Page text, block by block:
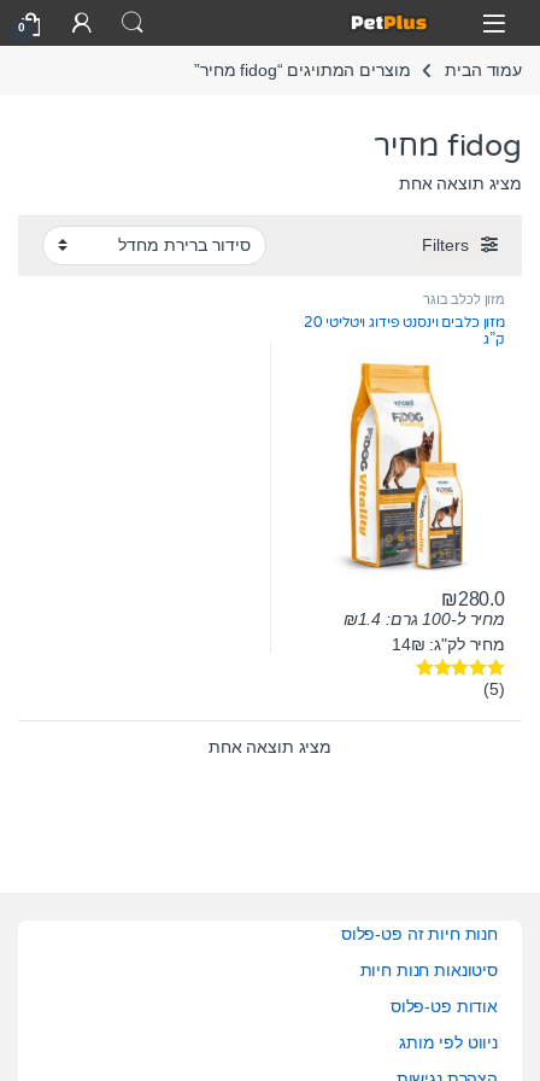
Skip to navigation
Skip to content
Open
0
עמוד הבית מוצרים המתויגים “fidog מחיר”
fidog מחיר
מציג תוצאה אחת
Filters
מזון לכלב בוגר
מזון כלבים וינסנט פידוג ויטליטי 20
ק”ג
₪280.0
מחיר ל-100 גרם: ₪1.4
מחיר לק"ג: 14₪
דורג(5)
מציג תוצאה אחת
חנות חיות זה פט-פלוס
סיטונאות חנות חיות
אודות פט-פלוס
ניווט לפי מותג